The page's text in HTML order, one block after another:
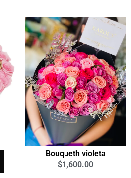
Bouqueth violeta
$1,600.00